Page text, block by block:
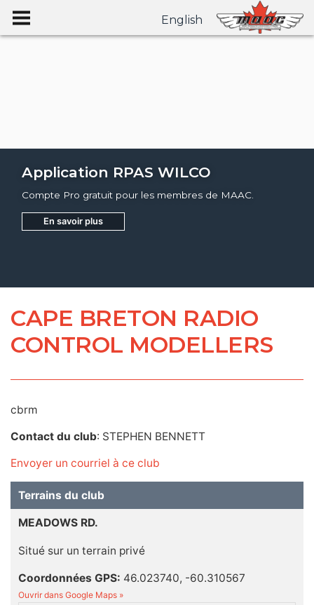
English
Application RPAS WILCO
Compte Pro gratuit pour les membres de MAAC.
En savoir plus
CAPE BRETON RADIO
CONTROL MODELLERS
cbrm
Contact du club: STEPHEN BENNETT
Envoyer un courriel à ce club
Terrains du club
MEADOWS RD.
Situé sur un terrain privé
Coordonnées GPS: 46.023740, -60.310567
Ouvrir dans Google Maps »